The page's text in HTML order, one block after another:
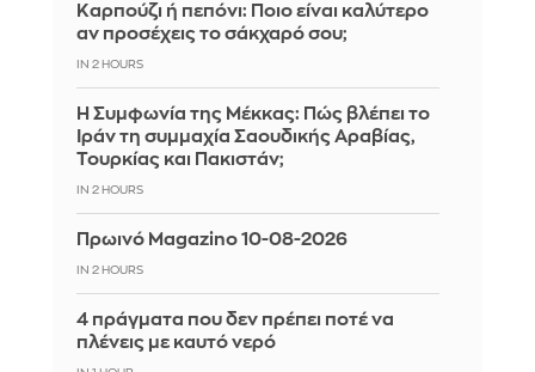
Καρπούζι ή πεπόνι: Ποιο είναι καλύτερο
αν προσέχεις το σάκχαρό σου;
IN 2 HOURS
Η Συμφωνία της Μέκκας: Πώς βλέπει το
Ιράν τη συμμαχία Σαουδικής Αραβίας,
Τουρκίας και Πακιστάν;
IN 2 HOURS
Πρωινό Magazino 10-08-2026
IN 2 HOURS
4 πράγματα που δεν πρέπει ποτέ να
πλένεις με καυτό νερό